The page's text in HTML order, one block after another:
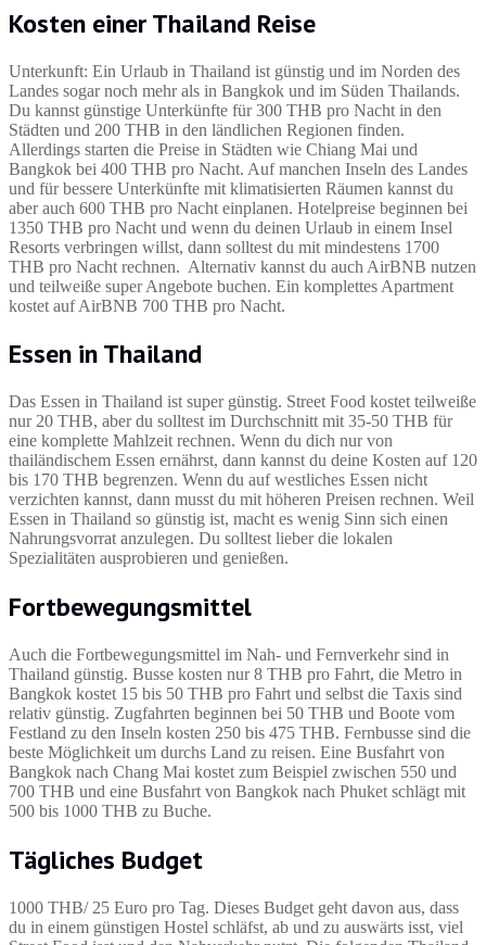
Kosten einer Thailand Reise
Unterkunft: Ein Urlaub in Thailand ist günstig und im Norden des
Landes sogar noch mehr als in Bangkok und im Süden Thailands.
Du kannst günstige Unterkünfte für 300 THB pro Nacht in den
Städten und 200 THB in den ländlichen Regionen finden.
Allerdings starten die Preise in Städten wie Chiang Mai und
Bangkok bei 400 THB pro Nacht. Auf manchen Inseln des Landes
und für bessere Unterkünfte mit klimatisierten Räumen kannst du
aber auch 600 THB pro Nacht einplanen. Hotelpreise beginnen bei
1350 THB pro Nacht und wenn du deinen Urlaub in einem Insel
Resorts verbringen willst, dann solltest du mit mindestens 1700
THB pro Nacht rechnen. Alternativ kannst du auch AirBNB nutzen
und teilweiße super Angebote buchen. Ein komplettes Apartment
kostet auf AirBNB 700 THB pro Nacht.
Essen in Thailand
Das Essen in Thailand ist super günstig. Street Food kostet teilweiße
nur 20 THB, aber du solltest im Durchschnitt mit 35-50 THB für
eine komplette Mahlzeit rechnen. Wenn du dich nur von
thailändischem Essen ernährst, dann kannst du deine Kosten auf 120
bis 170 THB begrenzen. Wenn du auf westliches Essen nicht
verzichten kannst, dann musst du mit höheren Preisen rechnen. Weil
Essen in Thailand so günstig ist, macht es wenig Sinn sich einen
Nahrungsvorrat anzulegen. Du solltest lieber die lokalen
Spezialitäten ausprobieren und genießen.
Fortbewegungsmittel
Auch die Fortbewegungsmittel im Nah- und Fernverkehr sind in
Thailand günstig. Busse kosten nur 8 THB pro Fahrt, die Metro in
Bangkok kostet 15 bis 50 THB pro Fahrt und selbst die Taxis sind
relativ günstig. Zugfahrten beginnen bei 50 THB und Boote vom
Festland zu den Inseln kosten 250 bis 475 THB. Fernbusse sind die
beste Möglichkeit um durchs Land zu reisen. Eine Busfahrt von
Bangkok nach Chang Mai kostet zum Beispiel zwischen 550 und
700 THB und eine Busfahrt von Bangkok nach Phuket schlägt mit
500 bis 1000 THB zu Buche.
Tägliches Budget
1000 THB/ 25 Euro pro Tag. Dieses Budget geht davon aus, dass
du in einem günstigen Hostel schläfst, ab und zu auswärts isst, viel